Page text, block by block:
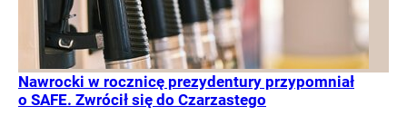
Nawrocki w rocznicę prezydentury przypomniał
o SAFE. Zwrócił się do Czarzastego